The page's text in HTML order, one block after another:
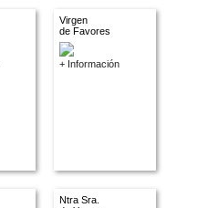
Virgen
de Favores
+ Información
Ntra Sra.